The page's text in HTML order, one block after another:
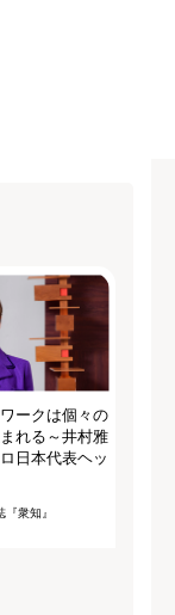
ークは個々の
れる～井村雅
日本代表ヘッ
衆知』